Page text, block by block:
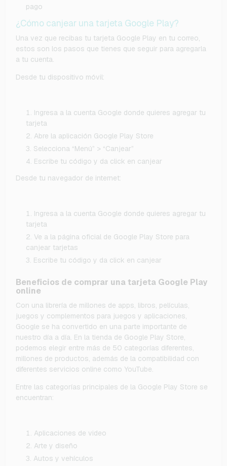
pago
¿Cómo canjear una tarjeta Google Play?
Una vez que recibas tu tarjeta Google Play en tu correo,
estos son los pasos que tienes que seguir para agregarla
a tu cuenta.
Desde tu dispositivo móvil:
Ingresa a la cuenta Google donde quieres agregar tu
tarjeta
Abre la aplicación Google Play Store
Selecciona “Menú” > “Canjear”
Escribe tu código y da click en canjear
Desde tu navegador de internet:
Ingresa a la cuenta Google donde quieres agregar tu
tarjeta
Ve a la página oficial de Google Play Store para
canjear tarjetas
Escribe tu código y da click en canjear
Beneficios de comprar una tarjeta Google Play
online
Con una librería de millones de apps, libros, películas,
juegos y complementos para juegos y aplicaciones,
Google se ha convertido en una parte importante de
nuestro día a día. En la tienda de Google Play Store,
podemos elegir entre más de 50 categorías diferentes,
millones de productos, además de la compatibilidad con
diferentes servicios online como YouTube.
Entre las categorías principales de la Google Play Store se
encuentran:
Aplicaciones de video
Arte y diseño
Autos y vehículos